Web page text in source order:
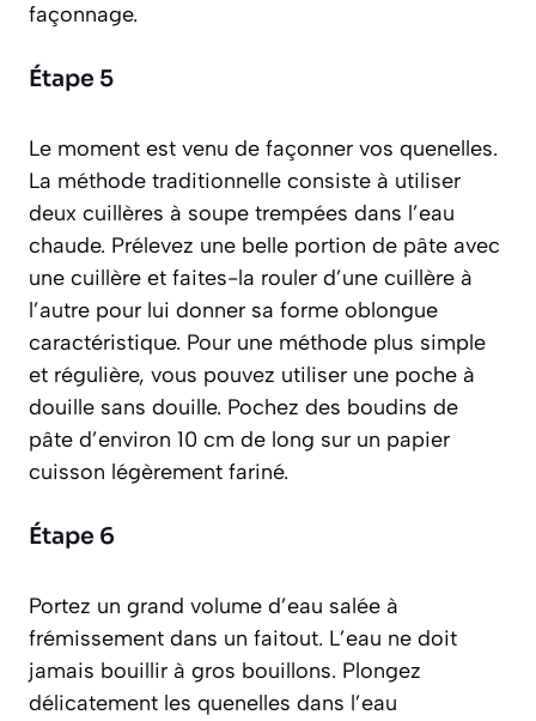
façonnage.
Étape 5
Le moment est venu de façonner vos quenelles.
La méthode traditionnelle consiste à utiliser
deux cuillères à soupe trempées dans l’eau
chaude. Prélevez une belle portion de pâte avec
une cuillère et faites-la rouler d’une cuillère à
l’autre pour lui donner sa forme oblongue
caractéristique. Pour une méthode plus simple
et régulière, vous pouvez utiliser une poche à
douille sans douille. Pochez des boudins de
pâte d’environ 10 cm de long sur un papier
cuisson légèrement fariné.
Étape 6
Portez un grand volume d’eau salée à
frémissement dans un faitout. L’eau ne doit
jamais bouillir à gros bouillons. Plongez
délicatement les quenelles dans l’eau